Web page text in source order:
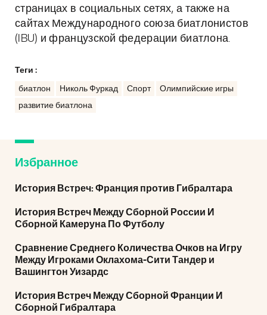
страницах в социальных сетях, а также на
сайтах Международного союза биатлонистов
(IBU) и французской федерации биатлона.
Теги :
биатлон Николь Фуркад Спорт
Олимпийские игры
развитие биатлона
Избранное
История Встреч: Франция против Гибралтара
История Встреч Между Сборной России И
Сборной Камеруна По Футболу
Сравнение Среднего Количества Очков на Игру
Между Игроками Оклахома-Сити Тандер и
Вашингтон Уизардс
История Встреч Между Сборной Франции И
Сборной Гибралтара